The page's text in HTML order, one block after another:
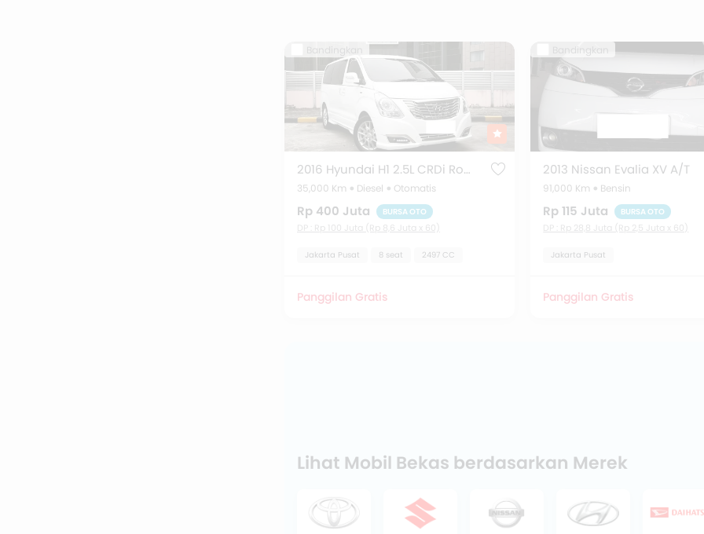
Bandingkan
2016 Hyundai H1 2.5L CRDi Royale
35,000 Km Diesel Otomatis
Rp 400 Juta BURSA OTO
DP : Rp 100 Juta (Rp 8,6 Juta x 60)
Jakarta Pusat 8 seat 2497 CC
Panggilan Gratis
Bandingkan
2013 Nissan Evalia XV A/T
91,000 Km Bensin
Rp 115 Juta BURSA OTO
DP : Rp 28,8 Juta (Rp 2,5 Juta x 60)
Jakarta Pusat
Panggilan Gratis
Lihat Mobil Bekas berdasarkan Merek